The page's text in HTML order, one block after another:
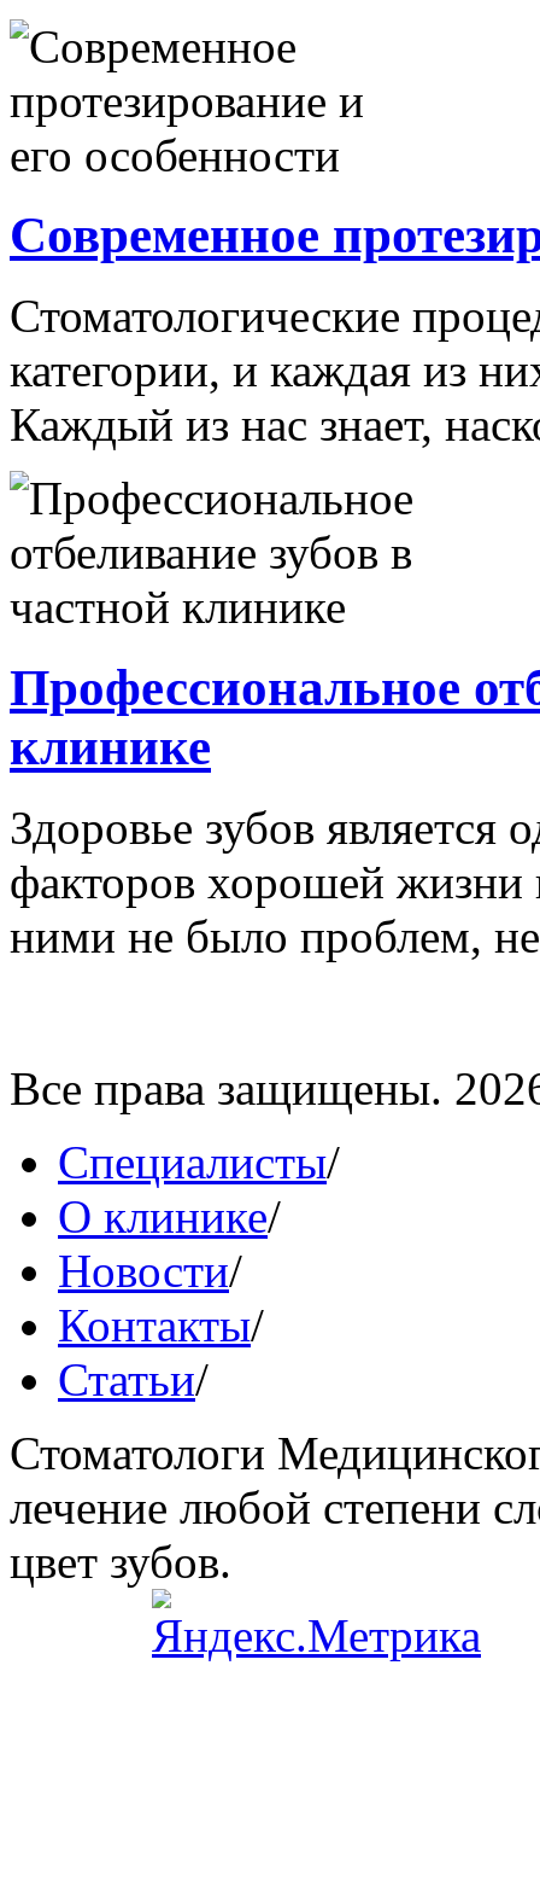
Современное
Стоматологические
категории, и каждая из
Каждый из нас знает,
Профессиональное
клинике
Здоровье зубов
факторов хорошей жизни
ними не было проблем,
Все права защищены.
Специалисты/
О клинике/
Новости/
Контакты/
Статьи/
Стоматологи
лечение любой степени
цвет зубов.